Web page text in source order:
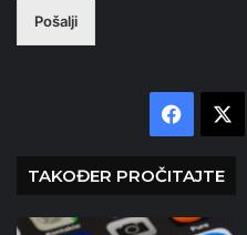
Pošalji
TAKOĐER PROČITAJTE